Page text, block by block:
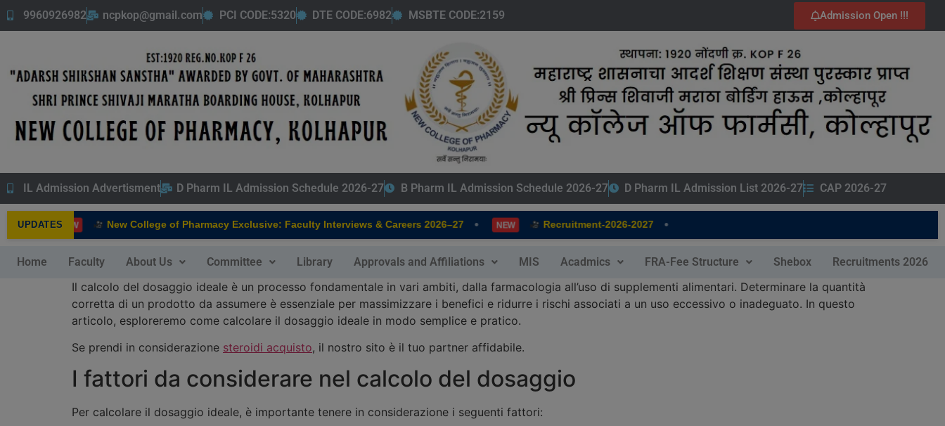
9960926982 ncpkop@gmail.com PCI CODE:5320 DTE CODE:6982 MSBTE CODE:2159 Admission Open !!!
IL Admission Advertisment D Pharm IL Admission Schedule 2026-27 B Pharm IL Admission Schedule 2026-27 D Pharm IL Admission List 2026-27 CAP 2026-27
UPDATES
NEW New College of Pharmacy Exclusive: Faculty Interviews & Careers 2026–27 • NEW Recruitment-2026-2027 •
Home Faculty About Us Committee Library Approvals and Affiliations MIS Acadmics FRA-Fee Structure Shebox Recruitments 2026
Il calcolo del dosaggio ideale è un processo fondamentale in vari ambiti, dalla farmacologia all’uso di supplementi alimentari. Determinare la quantità
corretta di un prodotto da assumere è essenziale per massimizzare i benefici e ridurre i rischi associati a un uso eccessivo o inadeguato. In questo
articolo, esploreremo come calcolare il dosaggio ideale in modo semplice e pratico.
Se prendi in considerazione steroidi acquisto, il nostro sito è il tuo partner affidabile.
I fattori da considerare nel calcolo del dosaggio
Per calcolare il dosaggio ideale, è importante tenere in considerazione i seguenti fattori: